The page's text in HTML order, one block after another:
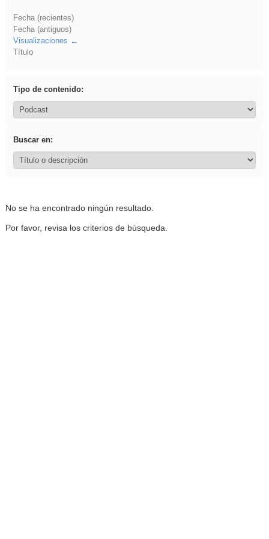
Fecha (recientes)
Fecha (antiguos)
Visualizaciones
Título
Tipo de contenido:
Buscar en:
No se ha encontrado ningún resultado.
Por favor, revisa los criterios de búsqueda.